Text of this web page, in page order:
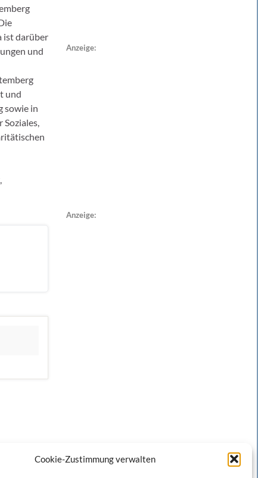
Cookie-Zustimmung verwalten
ist darüber
und
und
sowie in
Anzeige:
Anzeige: